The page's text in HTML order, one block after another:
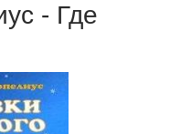
- Где